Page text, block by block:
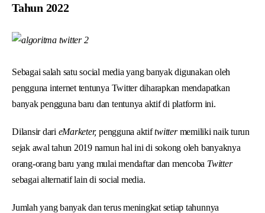
Tahun 2022
Sebagai salah satu social media yang banyak digunakan oleh
pengguna internet tentunya Twitter diharapkan mendapatkan
banyak pengguna baru dan tentunya aktif di platform ini.
Dilansir dari eMarketer, pengguna aktiftwittermemiliki naik turun
sejak awal tahun 2019 namun hal ini di sokong oleh banyaknya
orang-orang baru yang mulai mendaftar dan mencoba Twitter
sebagai alternatif lain di social media.
Jumlah yang banyak dan terus meningkat setiap tahunnya